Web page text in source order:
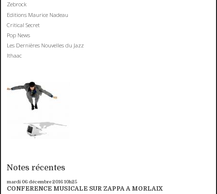
Zebrock
Editions Maurice Nadeau
Critical Secret
Pop News
Les Dernières Nouvelles du Jazz
Ithaac
Notes récentes
mardi 06 décembre 201610h25
CONFERENCE MUSICALE SUR ZAPPA A MORLAIX